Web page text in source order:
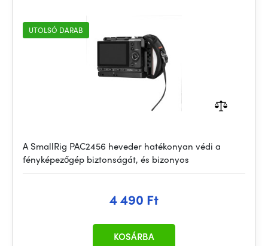
UTOLSÓ DARAB
A SmallRig PAC2456 heveder hatékonyan védi a
fényképezőgép biztonságát, és bizonyos
4 490 Ft
KOSÁRBA